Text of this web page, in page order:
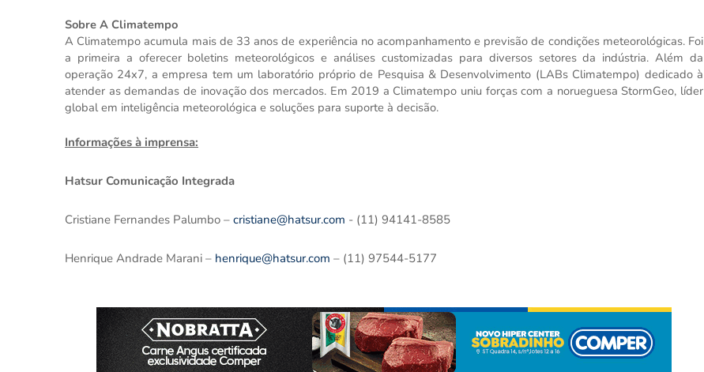
Sobre A Climatempo
A Climatempo acumula mais de 33 anos de experiência no acompanhamento e previsão de condições meteorológicas. Foi
a primeira a oferecer boletins meteorológicos e análises customizadas para diversos setores da indústria. Além da
operação 24x7, a empresa tem um laboratório próprio de Pesquisa & Desenvolvimento (LABs Climatempo) dedicado à
atender as demandas de inovação dos mercados. Em 2019 a Climatempo uniu forças com a norueguesa StormGeo, líder
global em inteligência meteorológica e soluções para suporte à decisão.
Informações à imprensa:
Hatsur Comunicação Integrada
Cristiane Fernandes Palumbo – cristiane@hatsur.com - (11) 94141-8585
Henrique Andrade Marani – henrique@hatsur.com – (11) 97544-5177